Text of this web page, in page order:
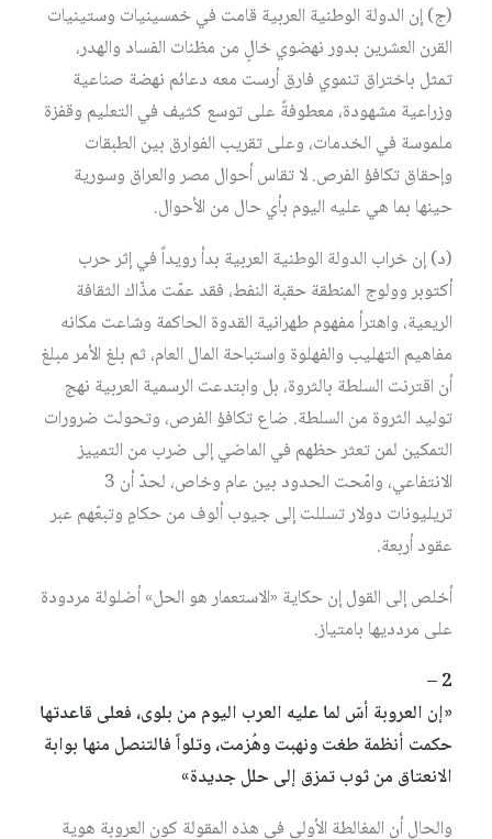
(ج) إن الدولة الوطنية العربية قامت في خمسينيات وستينيات
القرن العشرين بدور نهضوي خالٍ من مظنات الفساد والهدر،
تمثل باختراق تنموي فارق أرست معه دعائم نهضة صناعية
وزراعية مشهودة، معطوفةً على توسع كثيف في التعليم وقفزة
ملموسة في الخدمات، وعلى تقريب الفوارق بين الطبقات
وإحقاق تكافؤ الفرص. لا تقاس أحوال مصر والعراق وسورية
حينها بما هي عليه اليوم بأي حال من الأحوال.
(د) إن خراب الدولة الوطنية العربية بدأ رويداً في إثر حرب
أكتوبر وولوج المنطقة حقبة النفط، فقد عمّت مذّاك الثقافة
الريعية، واهترأ مفهوم طهرانية القدوة الحاكمة وشاعت مكانه
مفاهيم التهليب والفهلوة واستباحة المال العام، ثم بلغ الأمر مبلغ
أن اقترنت السلطة بالثروة، بل وابتدعت الرسمية العربية نهج
توليد الثروة من السلطة. ضاع تكافؤ الفرص، وتحولت ضرورات
التمكين لمن تعثر حظهم في الماضي إلى ضرب من التمييز
الانتفاعي، وامّحت الحدود بين عام وخاص، لحدّ أن 3
تريليونات دولار تسللت إلى جيوب ألوف من حكامٍ وتبعّهم عبر
عقود أربعة.
أخلص إلى القول إن حكاية «الاستعمار هو الحل» أضلولة مردودة
على مردديها بامتياز.
2 –
«إن العروبة أسّ لما عليه العرب اليوم من بلوى، فعلى قاعدتها
حكمت أنظمة طغت ونهبت وهُزمت، وتلواً فالتنصل منها بوابة
الانعتاق من ثوب تمزق إلى حلل جديدة»
والحال أن المغالطة الأولى في هذه المقولة كون العروبة هوية